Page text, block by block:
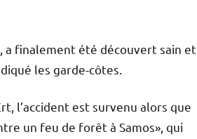
a finalement été découvert sain et
les garde-côtes.
l’accident est survenu alors que
un feu de forêt à Samos», qui